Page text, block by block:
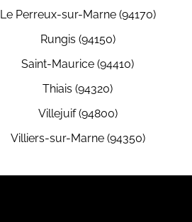
Le Perreux-sur-Marne (94170)
Rungis (94150)
Saint-Maurice (94410)
Thiais (94320)
Villejuif (94800)
Villiers-sur-Marne (94350)